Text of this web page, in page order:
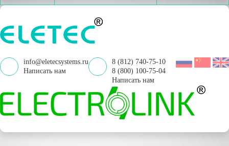
info@eletecsystems.ru
Написать нам
8 (812) 740-75-10
8 (800) 100-75-04
Написать нам